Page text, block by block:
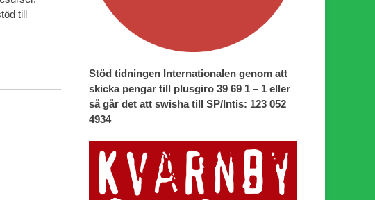
till
Stöd tidningen Internationalen genom att
skicka pengar till plusgiro 39 69 1 – 1 eller
så går det att swisha till SP/Intis: 123 052
4934